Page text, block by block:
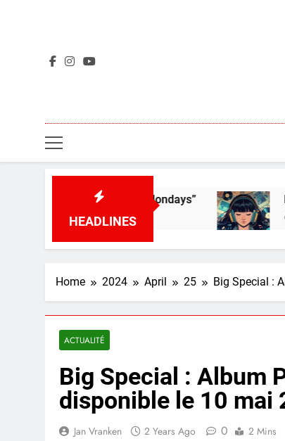
HEADLINES
– “I Don’t Like Mondays” L’aperçu
6 Days Ago
Home 2024 April 25 Big Special :
ACTUALITÉ
Big Special : Album
disponible le 10 mai
Jan Vranken 2 Years Ago 0 2 Mins